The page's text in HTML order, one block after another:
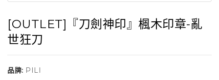
[OUTLET]『刀劍神印』楓木印章-亂
世狂刀
品牌: PILI